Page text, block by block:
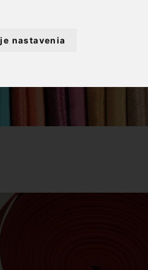
nastavenia